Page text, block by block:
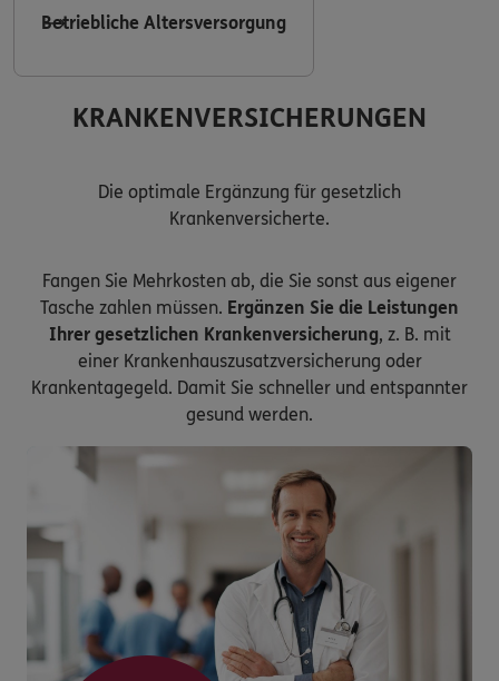
Betriebliche Altersversorgung
KRANKENVERSICHERUNGEN
Die optimale Ergänzung für gesetzlich
Krankenversicherte.
Fangen Sie Mehrkosten ab, die Sie sonst aus eigener
Tasche zahlen müssen. Ergänzen Sie die Leistungen
Ihrer gesetzlichen Krankenversicherung, z. B. mit
einer Krankenhauszusatzversicherung oder
Krankentagegeld. Damit Sie schneller und entspannter
gesund werden.